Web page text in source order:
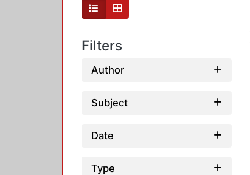
Filters
Author
Subject
Date
Type